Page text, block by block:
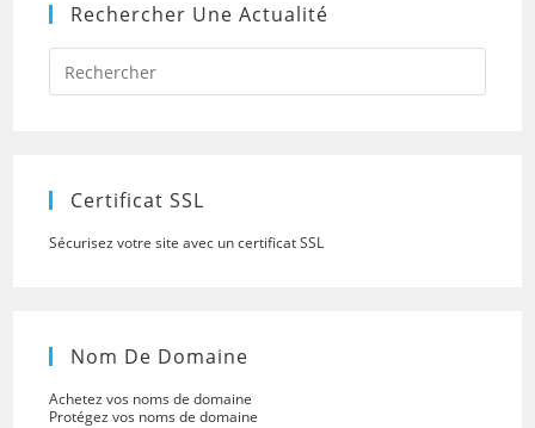
Rechercher Une Actualité
Press
to
Certificat SSL
Sécurisez votre site avec un certificat SSL
Nom De Domaine
Achetez vos noms de domaine
Protégez vos noms de domaine